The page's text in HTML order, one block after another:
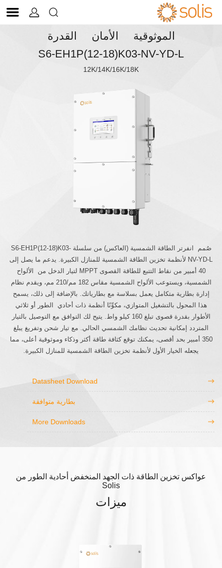


الموثوقية الأمان القدرة
S6-EH1P(12-18)K03-NV-YD-L
12K/14K/16K/18K
صُمم انفرتر الطاقة الشمسية (العاكس) من سلسلة S6-EH1P(12-18)K03-
NV-YD-L لأنظمة تخزين الطاقة الشمسية للمنازل الكبيرة. يدعم ما يصل إلى
40 أمبير من نقاط التتبع للطاقة القصوى MPPT لتيار الدخل من الألواح
الشمسية، ويستوعب الألواح الشمسية مقاس 182 مم/210 مم، ويقدم نظام
إدارة بطارية متكامل يعمل بسلاسة مع بطارياتك. بالإضافة إلى ذلك، يسمح
هذا المحول بالتشغيل المتوازي، مكوِّنًا أنظمة ذات أحادي الطور أو ثلاثي
الأطوار بقدرة قصوى تبلغ 160 كيلو واط. يتيح لك التوافق مع التوصيل بالتيار
المتردد إمكانية تحديث نظامك الشمسي الحالي. مع تيار شحن وتفريغ يبلغ
350 أمبير بحد أقصى، يمكنك توقع كثافة طاقة أكثر وذكاء وموثوقية أعلى، مما
يجعله الخيار الأول لأنظمة تخزين الطاقة الشمسية للمنازل الكبيرة.
Datasheet Download
بطارية متوافقة
More Downloads
عواكس تخزين الطاقة ذات الجهد المنخفض أحادية الطور من
Solis
ميزات